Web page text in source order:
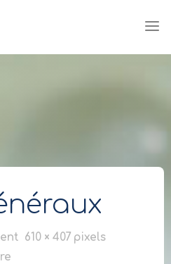
Full
610 × 407 pixels